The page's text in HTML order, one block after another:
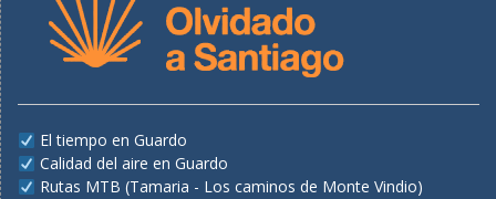
El tiempo en Guardo
Calidad del aire en Guardo
Rutas MTB (Tamaria - Los caminos de Monte Vindio)